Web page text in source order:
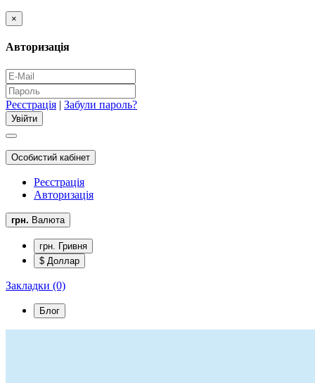
×
Авторизація
Реєстрація | Забули пароль?
Особистий кабінет
Реєстрація
Авторизація
грн. Валюта
грн. Гривня
$ Доллар
Закладки (0)
Блог